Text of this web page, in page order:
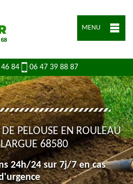
MENU
84 06 47 39 88 87
DE PELOUSE EN ROULEAU
68580
24h/24 sur 7j/7 en cas